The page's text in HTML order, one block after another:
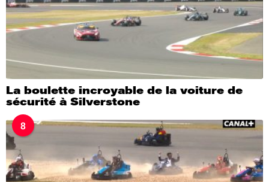
La boulette incroyable de la voiture de
sécurité à Silverstone
8